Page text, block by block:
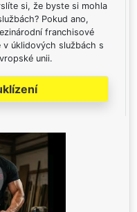
si, že byste si mohla
Pokud ano,
franchisové
v úklidových službách s
unii.